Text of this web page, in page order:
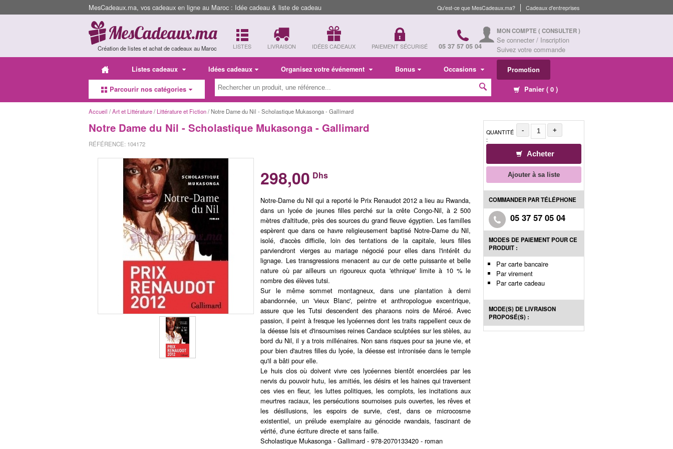
MesCadeaux.ma, vos cadeaux en ligne au Maroc : Idée cadeau & liste de cadeau Cadeaux d'entreprises
Qu'est-ce que MesCadeaux.ma?
Création de listes et achat de cadeaux au Maroc LISTES LIVRAISON IDÉES CADEAUX PAIEMENT SÉCURISÉ 05 37 57 05 04
MON COMPTE ( CONSULTER )
Se connecter / Inscription
Suivez votre commande
Listes cadeaux Idées cadeaux Organisez votre événement Bonus Occasions Promotion
Parcourir nos catégories Panier ( 0 )
Accueil /Art et Littérature/ Littérature et Fiction/ Notre Dame du Nil - Scholastique Mukasonga - Gallimard
Notre Dame du Nil - Scholastique Mukasonga - Gallimard
RÉFÉRENCE: 104172
298,00 Dhs
Notre-Dame du Nil qui a reporté le Prix Renaudot 2012 a lieu au Rwanda,
dans un lycée de jeunes filles perché sur la crête Congo-Nil, à 2 500
mètres d'altitude, près des sources du grand fleuve égyptien. Les familles
espèrent que dans ce havre religieusement baptisé Notre-Dame du Nil,
isolé, d'accès difficile, loin des tentations de la capitale, leurs filles
parviendront vierges au mariage négocié pour elles dans l'intérêt du
lignage. Les transgressions menacent au cur de cette puissante et belle
nature où par ailleurs un rigoureux quota 'ethnique' limite à 10 % le
nombre des élèves tutsi.
Sur le même sommet montagneux, dans une plantation à demi
abandonnée, un 'vieux Blanc', peintre et anthropologue excentrique,
assure que les Tutsi descendent des pharaons noirs de Méroé. Avec
passion, il peint à fresque les lycéennes dont les traits rappellent ceux de
la déesse Isis et d'insoumises reines Candace sculptées sur les stèles, au
bord du Nil, il y a trois millénaires. Non sans risques pour sa jeune vie, et
pour bien d'autres filles du lycée, la déesse est intronisée dans le temple
qu'il a bâti pour elle.
Le huis clos où doivent vivre ces lycéennes bientôt encerclées par les
nervis du pouvoir hutu, les amitiés, les désirs et les haines qui traversent
ces vies en fleur, les luttes politiques, les complots, les incitations aux
meurtres raciaux, les persécutions sournoises puis ouvertes, les rêves et
les désillusions, les espoirs de survie, c'est, dans ce microcosme
existentiel, un prélude exemplaire au génocide rwandais, fascinant de
vérité, d'une écriture directe et sans faille.
Scholastique Mukasonga - Gallimard - 978-2070133420 - roman
QUANTITÉ
:
- +
Acheter
Ajouter à sa liste
COMMANDER PAR TÉLÉPHONE
05 37 57 05 04
MODES DE PAIEMENT POUR CE
PRODUIT :
Par carte bancaire
Par virement
Par carte cadeau
MODE(S) DE LIVRAISON
PROPOSÉ(S) :